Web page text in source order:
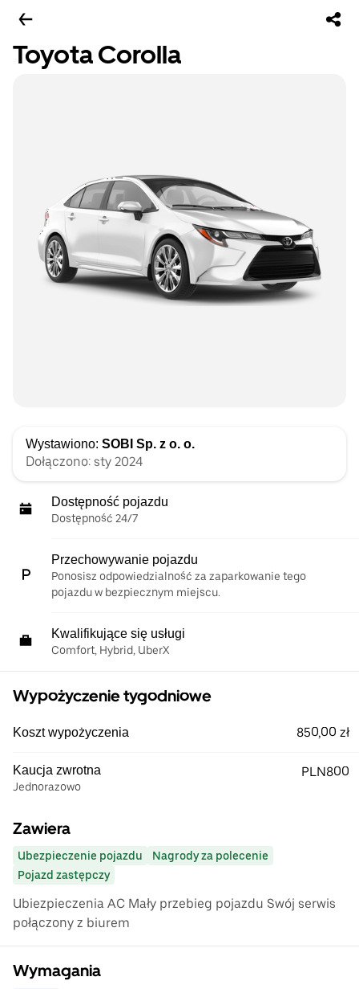
Toyota Corolla
Wystawiono: SOBI Sp. z o. o.
Dołączono: sty 2024
Dostępność pojazdu
Dostępność 24/7
Przechowywanie pojazdu
Ponosisz odpowiedzialność za zaparkowanie tego
pojazdu w bezpiecznym miejscu.
Kwalifikujące się usługi
Comfort, Hybrid, UberX
Wypożyczenie tygodniowe
Koszt wypożyczenia 850,00 zł
Kaucja zwrotna
Jednorazowo
PLN800
Zawiera
Ubezpieczenie pojazdu
Nagrody za polecenie
Pojazd zastępczy
Ubiezpieczenia AC Mały przebieg pojazdu Swój serwis
połączony z biurem
Wymagania